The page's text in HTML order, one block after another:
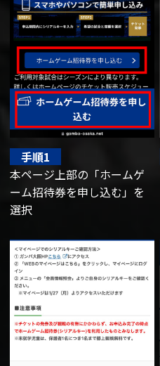
手順1
本ページ上部の「ホームゲ
ーム招待券を申し込む」を
選択